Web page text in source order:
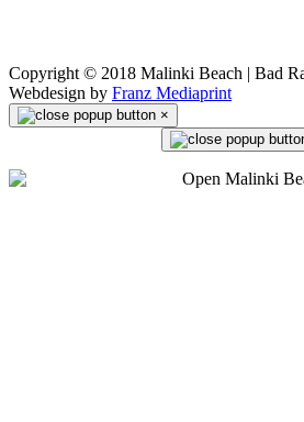
Copyright © 2018 Malinki Beach | Bad
Webdesign by Franz Mediaprint
×